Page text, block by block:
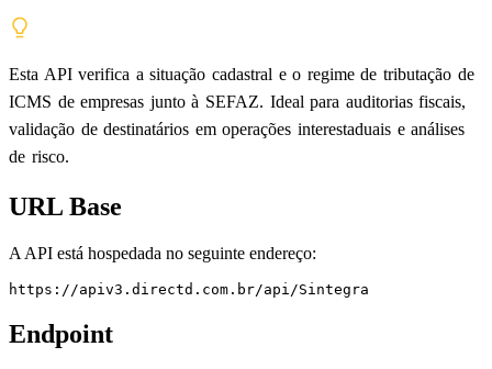
Esta API verifica a situação cadastral e o regime de tributação de
ICMS de empresas junto à SEFAZ. Ideal para auditorias fiscais,
validação de destinatários em operações interestaduais e análises
de risco.
URL Base
A API está hospedada no seguinte endereço:
https://apiv3.directd.com.br/api/Sintegra
Endpoint